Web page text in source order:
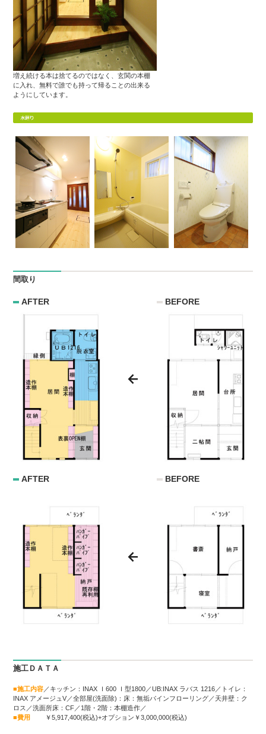
増え続ける本は捨てるのではなく、玄関の本棚
に入れ、無料で誰でも持って帰ることの出来る
ようにしています。
間取り
BEFORE
AFTER
BEFORE
AFTER
施工ＤＡＴＡ
■施工内容 ／キッチン：INAX Ｉ600 Ｉ型1800／UB:INAX ラバス 1216／トイレ：
INAX アメージュV／全部屋(洗面除)：床：無垢パインフローリング／天井壁：ク
ロス／洗面所床：CF／1階・2階：本棚造作／
■費用
￥5,917,400(税込)+オプション￥3,000,000(税込)